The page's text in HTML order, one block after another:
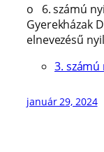
o 6. számú
Gyerekházak
elnevezésű
3.
január 29, 2024